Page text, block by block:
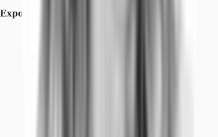
Exposé herunterladen